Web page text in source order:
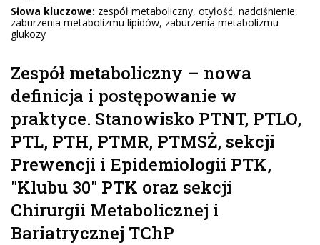
Słowa kluczowe: zespół metaboliczny, otyłość, nadciśnienie,
zaburzenia metabolizmu lipidów, zaburzenia metabolizmu
glukozy
Zespół metaboliczny – nowa
definicja i postępowanie w
praktyce. Stanowisko PTNT, PTLO,
PTL, PTH, PTMR, PTMSŻ, sekcji
Prewencji i Epidemiologii PTK,
"Klubu 30" PTK oraz sekcji
Chirurgii Metabolicznej i
Bariatrycznej TChP